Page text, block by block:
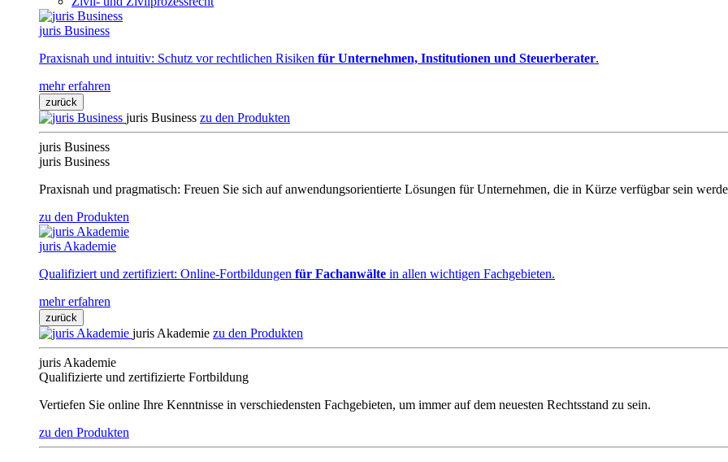
juris Business
Praxisnah und intuitiv: Schutz vor rechtlichen Risiken für Unternehmen, Institutionen und Steuerberater.
mehr erfahren
zurück
juris Business zu den Produkten
juris Business
juris Business
Praxisnah und pragmatisch: Freuen Sie sich auf anwendungsorientierte Lösungen für Unternehmen, die in Kürze verfügbar sein
zu den Produkten
juris Akademie
Qualifiziert und zertifiziert: Online-Fortbildungen für Fachanwälte in allen wichtigen Fachgebieten.
mehr erfahren
zurück
juris Akademie zu den Produkten
juris Akademie
Qualifizierte und zertifizierte Fortbildung
Vertiefen Sie online Ihre Kenntnisse in verschiedensten Fachgebieten, um immer auf dem neuesten Rechtsstand zu sein.
zu den Produkten